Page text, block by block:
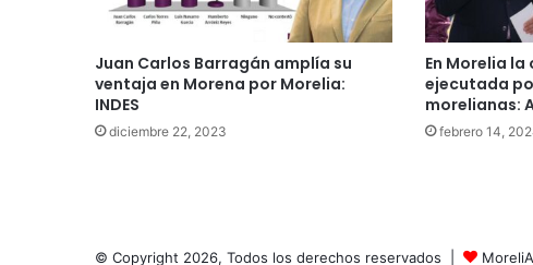
Juan Carlos Barragán amplía su
ventaja en Morena por Morelia:
INDES
diciembre 22, 2023
En Morelia
ejecutada
morelianas:
febrero 14,
© Copyright 2026, Todos los derechos reservados |